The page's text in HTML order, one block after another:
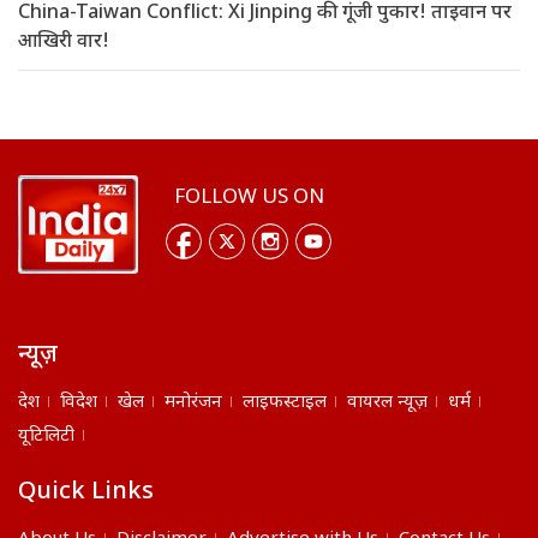
China-Taiwan Conflict: Xi Jinping की गूंजी पुकार! ताइवान पर
आखिरी वार!
FOLLOW US ON
न्यूज़
देश विदेश खेल मनोरंजन लाइफस्टाइल वायरल न्यूज़
धर्म
यूटिलिटी
Quick Links